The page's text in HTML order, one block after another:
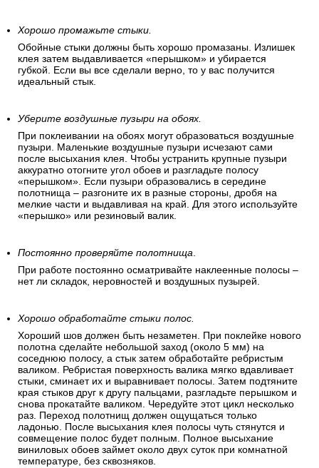
Хорошо промажьте стыки.
Обойные стыки должны быть хорошо промазаны. Излишек
клея затем выдавливается «перышком» и убирается
губкой. Если вы все сделали верно, то у вас получится
идеальный стык.
Уберите воздушные пузыри на обоях.
При поклеивании на обоях могут образоваться воздушные
пузыри. Маленькие воздушные пузыри исчезают сами
после высыхания клея. Чтобы устранить крупные пузыри
аккуратно отогните угол обоев и разгладьте полосу
«перышком». Если пузыри образовались в середине
полотнища – разгоните их в разные стороны, дробя на
мелкие части и выдавливая на край. Для этого используйте
«перышко» или резиновый валик.
Постоянно проверяйте полотнища.
При работе постоянно осматривайте наклеенные полосы –
нет ли складок, неровностей и воздушных пузырей.
Хорошо обработайте стыки полос.
Хороший шов должен быть незаметен. При поклейке нового
полотна сделайте небольшой заход (около 5 мм) на
соседнюю полосу, а стык затем обработайте ребристым
валиком. Ребристая поверхность валика мягко вдавливает
стыки, сминает их и выравнивает полосы. Затем подтяните
края стыков друг к другу пальцами, разгладьте перышком и
снова прокатайте валиком. Чередуйте этот цикл несколько
раз. Переход полотнищ должен ощущаться только
ладонью. После высыхания клея полосы чуть стянутся и
совмещение полос будет полным. Полное высыхание
виниловых обоев займет около двух суток при комнатной
температуре, без сквозняков.